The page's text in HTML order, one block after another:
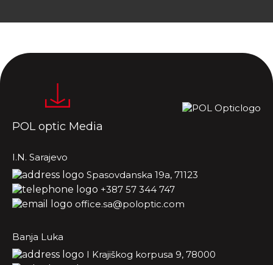
POL optic Media
I.N. Sarajevo
Spasovdanska 19a, 71123
+387 57 344 747
office.sa@poloptic.com
Banja Luka
I Krajiškog korpusa 9, 78000